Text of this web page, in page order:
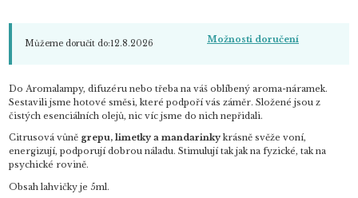
Můžeme doručit do:12.8.2026 Možnosti doručení
Do Aromalampy, difuzéru nebo třeba na váš oblíbený aroma-náramek.
Sestavili jsme hotové směsi, které podpoří vás záměr. Složené jsou z
čistých esenciálních olejů, nic víc jsme do nich nepřidali.
Citrusová vůně grepu, limetky a mandarinky krásně svěže voní,
energizují, podporují dobrou náladu. Stimulují tak jak na fyzické, tak na
psychické rovině.
Obsah lahvičky je 5ml.